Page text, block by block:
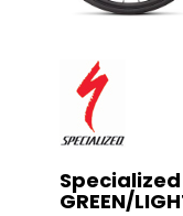
Specialized
GREEN/